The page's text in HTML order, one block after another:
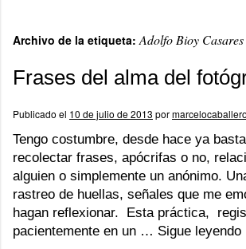
Archivo de la etiqueta:Adolfo Bioy Casares
Frases del alma del
Publicado el 10 de julio de 2013 pormarcelocaballero
Tengo costumbre, desde hace ya
recolectar frases, apócrifas o no,
alguien o simplemente un anónimo.
rastreo de huellas, señales que me
hagan reflexionar. Esta práctica,
pacientemente en un … Sigue leyendo